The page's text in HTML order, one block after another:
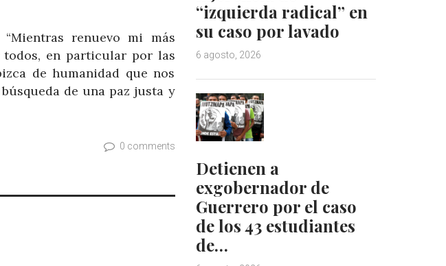
renuevo mi más
en particular por las
de humanidad que nos
de una paz justa y
0 comments
“izquierda radical” en
su caso por lavado
6 agosto, 2026
Detienen a
exgobernador de
Guerrero por el caso
de los 43 estudiantes
de…